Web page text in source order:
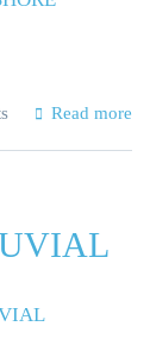
Read more